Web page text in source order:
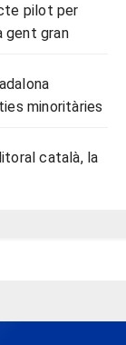
pilot per
gent gran
minoritàries
català, la